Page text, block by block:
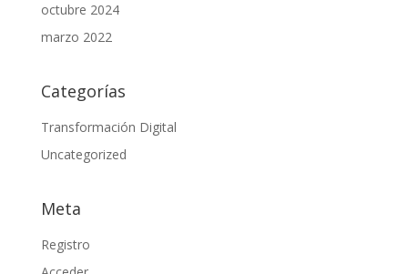
octubre 2024
marzo 2022
Categorías
Transformación Digital
Uncategorized
Meta
Registro